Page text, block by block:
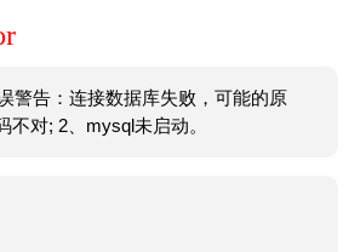
警告：连接数据库失败，可能的原
不对; 2、mysql未启动。